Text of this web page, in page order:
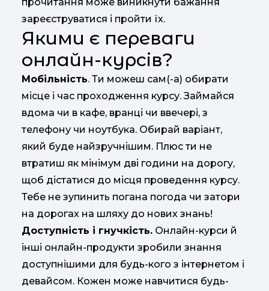
зареєструватися і пройти їх.
Якими є переваги
онлайн-курсів?
Мобільність. Ти можеш сам(-а) обирати
місце і час проходження курсу. Займайся
вдома чи в кафе, вранці чи ввечері, з
телефону чи ноутбука. Обирай варіант,
який буде найзручнішим. Плюс ти не
втратиш як мінімум дві години на дорогу,
щоб дістатися до місця проведення курсу.
Тебе не зупинить погана погода чи затори
на дорогах на шляху до нових знань!
Доступність і гнучкість. Онлайн-курси й
інші онлайн-продукти зробили знання
доступнішими для будь-кого з інтернетом і
девайсом. Кожен може навчитися будь-